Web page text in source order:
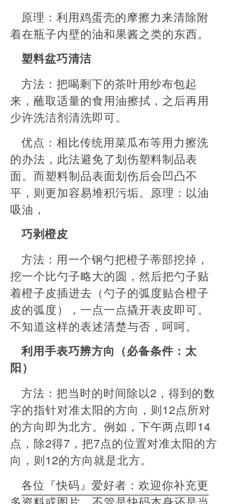
原理：利用鸡蛋壳的摩擦力来清除附
着在瓶子内壁的油和果酱之类的东西。
塑料盆巧清洁
方法：把喝剩下的茶叶用纱布包起
来，蘸取适量的食用油擦拭，之后再用
少许洗洁剂清洗即可。
优点：相比传统用菜瓜布等用力擦洗
的办法，此法避免了划伤塑料制品表
面。而塑料制品表面划伤后会凹凸不
平，则更加容易堆积污垢。原理：以油
吸油，
巧剥橙皮
方法：用一个钢勺把橙子蒂部挖掉，
挖一个比勺子略大的圆，然后把勺子贴
着橙子皮插进去（勺子的弧度贴合橙子
皮的弧度），一点一点撬开表皮即可。
不知道这样的表述清楚与否，呵呵。
利用手表巧辨方向（必备条件：太
阳）
方法：把当时的时间除以2，得到的数
字的指针对准太阳的方向，则12点所对
的方向即为北方。例如，下午两点即14
点，除2得7，把7点的位置对准太阳的方
向，则12的方向就是北方。
各位『快码』爱好者：欢迎你补充更